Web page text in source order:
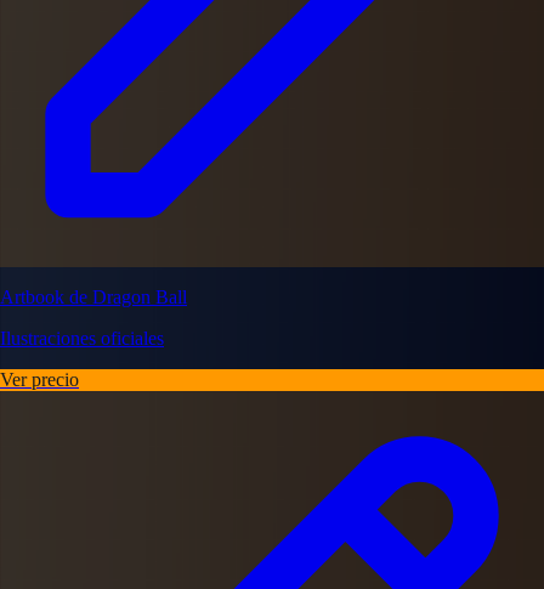
Artbook de Dragon Ball
Ilustraciones oficiales
Ver precio